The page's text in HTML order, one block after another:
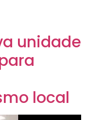
unidade
local